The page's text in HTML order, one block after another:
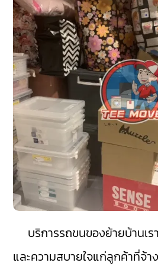
บริการรถขนของย้ายบ้านเร
และความสบายใจแก่ลูกค้าที่จ้